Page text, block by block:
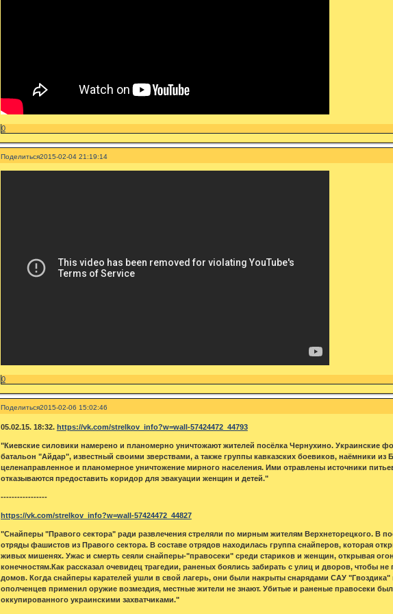
0
Поделиться2015-02-04 21:19:14
0
Поделиться2015-02-06 15:02:46
05.02.15. 18:32. https://vk.com/strelkov_info?w=wall-57424472_44793
"Киевские силовики намерено и планомерно уничтожают жителей посёлка Чернухино. Украинские
батальон "Айдар", известный своими зверствами, а также группы кавказских боевиков, наёмники
целенаправленное и планомерное уничтожение мирного населения. Ими отравлены источники
отказываются предоставить коридор для эвакуации женщин и детей."
-----------------
https://vk.com/strelkov_info?w=wall-57424472_44827
"Снайперы "Правого сектора" ради развлечения стреляли по мирным жителям Верхнеторецкого. В
отряды фашистов из Правого сектора. В составе отрядов находилась группа снайперов, которая
живых мишенях. Ужас и смерть сеяли снайперы-"правосеки" среди стариков и женщин, открывая
конечностям.Как рассказал очевидец трагедии, раненых боялись забирать с улиц и дворов, чтобы
домов. Когда снайперы карателей ушли в свой лагерь, они были накрыты снарядами САУ
ополченцев применил оружие возмездия, местные жители не знают. Убитые и раненые правосеки
оккупированного украинскими захватчиками."